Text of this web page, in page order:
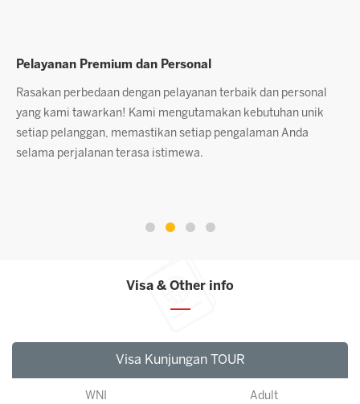
Layanan Agen Berpengalaman
Dengan jam terbang yang tinggi, tim kami siap memberikan
solusi terbaik untuk setiap kebutuhan Anda. Kepuasan
pelanggan adalah prioritas kami, terbukti dari banyaknya
pelanggan yang terus kembali setelah menggunakan jasa
Visa & Other info
Visa Kunjungan TOUR
WNI Adult